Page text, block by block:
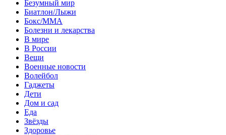
Безумный мир
Биатлон/Лыжи
Бокс/MMA
Болезни и лекарства
В мире
В России
Вещи
Военные новости
Волейбол
Гаджеты
Дети
Дом и сад
Еда
Звёзды
Здоровье